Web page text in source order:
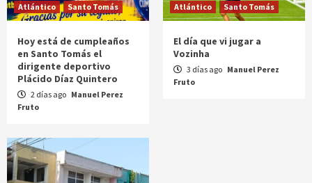
Atlántico Santo Tomás
Hoy está de cumpleaños
en Santo Tomás el
dirigente deportivo
Plácido Díaz Quintero
2 días ago Manuel Perez
Fruto
Atlántico Santo Tomás
El día que vi jugar a
Vozinha
3 días ago Manuel Perez
Fruto